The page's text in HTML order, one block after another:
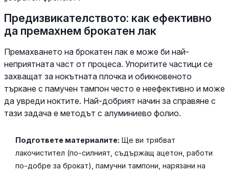
Предизвикателството: как ефективно
да премахнем брокатен лак
Премахването на брокатен лак е може би най-
неприятната част от процеса. Упоритите частици се
захващат за нокътната плочка и обикновеното
търкане с памучен тампон често е неефективно и може
да увреди ноктите. Най-добрият начин за справяне с
тази задача е методът с алуминиево фолио.
Подгответе материалите: Ще ви трябват
лакочистител (по-силният, съдържащ ацетон, работи
по-добре за брокат), памучни тампони, нарязани на